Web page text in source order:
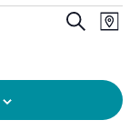
Søg efter
Kort